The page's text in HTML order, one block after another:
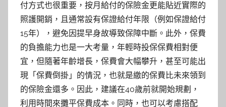
付方式也很重要，按月給付的保險金更能貼近實際的
照護開銷，且通常設有保證給付年限（例如保證給付
15年），避免因提早身故導致保障中斷。此外，保費
的負擔能力也是一大考量，年輕時投保保費相對便
宜，但隨著年齡增長，保費會大幅攀升，甚至可能出
現「保費倒掛」的情況，也就是繳的保費比未來領到
的保險金還多。因此，建議在40歲前就開始規劃，
利用時間來攤平保費成本。同時，也可以考慮搭配